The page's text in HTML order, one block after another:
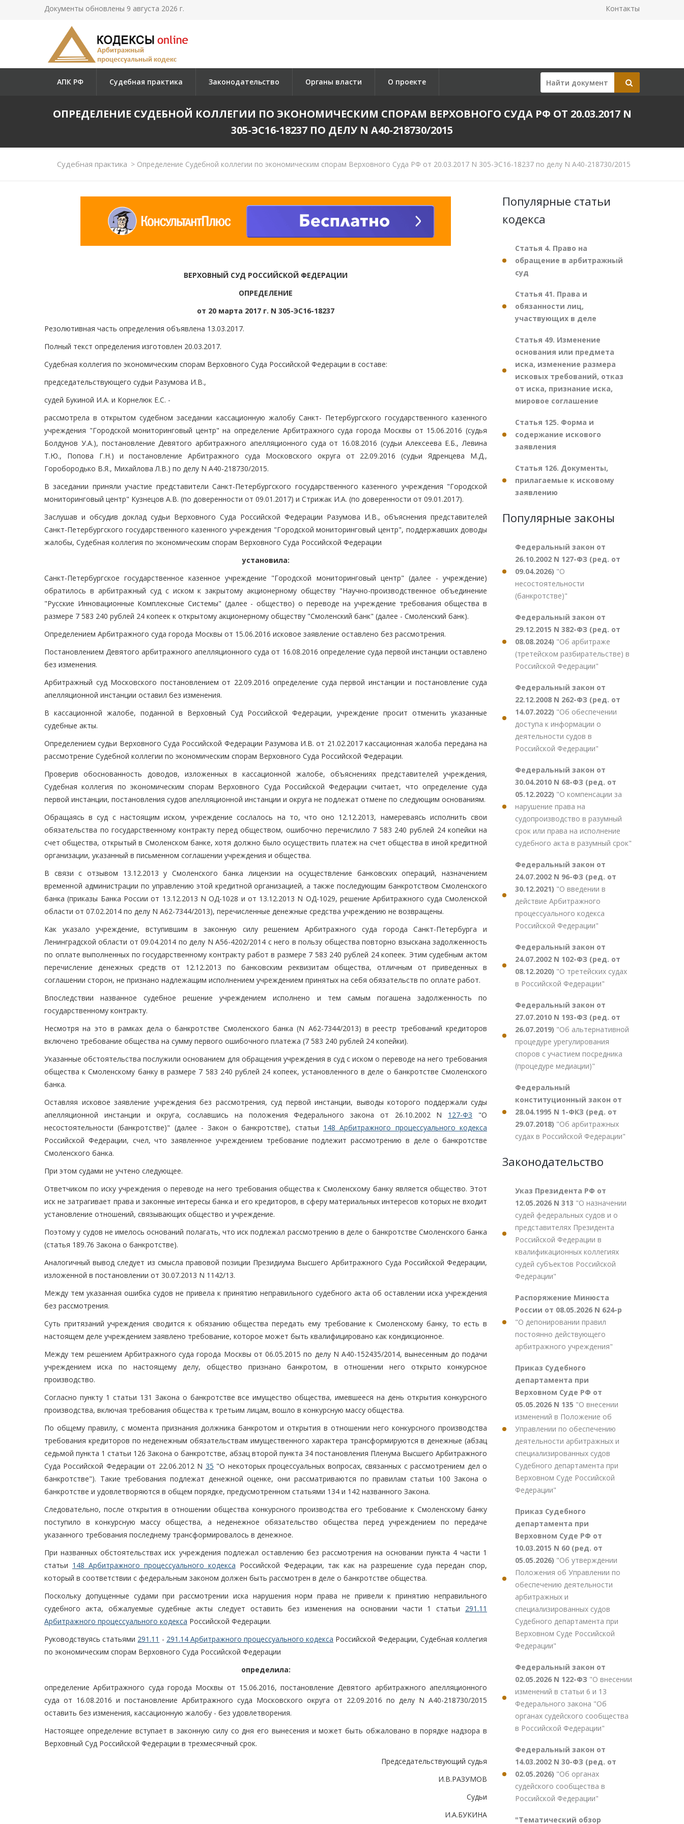
Документы обновлены 9 августа 2026 г. Контакты
АПК РФ Судебная практика Законодательство Органы власти О проекте
ОПРЕДЕЛЕНИЕ СУДЕБНОЙ КОЛЛЕГИИ ПО ЭКОНОМИЧЕСКИМ СПОРАМ ВЕРХОВНОГО СУДА РФ ОТ 20.03.2017 N
305-ЭС16-18237 ПО ДЕЛУ N А40-218730/2015
Судебная практика > Определение Судебной коллегии по экономическим спорам Верховного Суда РФ от 20.03.2017 N 305-ЭС16-18237 по делу N А40-218730/2015
ВЕРХОВНЫЙ СУД РОССИЙСКОЙ ФЕДЕРАЦИИ
ОПРЕДЕЛЕНИЕ
от 20 марта 2017 г. N 305-ЭС16-18237
Резолютивная часть определения объявлена 13.03.2017.
Полный текст определения изготовлен 20.03.2017.
Судебная коллегия по экономическим спорам Верховного Суда Российской Федерации в составе:
председательствующего судьи Разумова И.В.,
судей Букиной И.А. и Корнелюк Е.С. -
рассмотрела в открытом судебном заседании кассационную жалобу Санкт- Петербургского государственного казенного
учреждения "Городской мониторинговый центр" на определение Арбитражного суда города Москвы от 15.06.2016 (судья
Болдунов У.А.), постановление Девятого арбитражного апелляционного суда от 16.08.2016 (судьи Алексеева Е.Б., Левина
Т.Ю., Попова Г.Н.) и постановление Арбитражного суда Московского округа от 22.09.2016 (судьи Ядренцева М.Д.,
Горобородько В.Я., Михайлова Л.В.) по делу N А40-218730/2015.
В заседании приняли участие представители Санкт-Петербургского государственного казенного учреждения "Городской
мониторинговый центр" Кузнецов А.В. (по доверенности от 09.01.2017) и Стрижак И.А. (по доверенности от 09.01.2017).
Заслушав и обсудив доклад судьи Верховного Суда Российской Федерации Разумова И.В., объяснения представителей
Санкт-Петербургского государственного казенного учреждения "Городской мониторинговый центр", поддержавших доводы
жалобы, Судебная коллегия по экономическим спорам Верховного Суда Российской Федерации
установила:
Санкт-Петербургское государственное казенное учреждение "Городской мониторинговый центр" (далее - учреждение)
обратилось в арбитражный суд с иском к закрытому акционерному обществу "Научно-производственное объединение
"Русские Инновационные Комплексные Системы" (далее - общество) о переводе на учреждение требования общества в
размере 7 583 240 рублей 24 копеек к открытому акционерному обществу "Смоленский банк" (далее - Смоленский банк).
Определением Арбитражного суда города Москвы от 15.06.2016 исковое заявление оставлено без рассмотрения.
Постановлением Девятого арбитражного апелляционного суда от 16.08.2016 определение суда первой инстанции оставлено
без изменения.
Арбитражный суд Московского постановлением от 22.09.2016 определение суда первой инстанции и постановление суда
апелляционной инстанции оставил без изменения.
В кассационной жалобе, поданной в Верховный Суд Российской Федерации, учреждение просит отменить указанные
судебные акты.
Определением судьи Верховного Суда Российской Федерации Разумова И.В. от 21.02.2017 кассационная жалоба передана на
рассмотрение Судебной коллегии по экономическим спорам Верховного Суда Российской Федерации.
Проверив обоснованность доводов, изложенных в кассационной жалобе, объяснениях представителей учреждения,
Судебная коллегия по экономическим спорам Верховного Суда Российской Федерации считает, что определение суда
первой инстанции, постановления судов апелляционной инстанции и округа не подлежат отмене по следующим основаниям.
Обращаясь в суд с настоящим иском, учреждение сослалось на то, что оно 12.12.2013, намереваясь исполнить свои
обязательства по государственному контракту перед обществом, ошибочно перечислило 7 583 240 рублей 24 копейки на
счет общества, открытый в Смоленском банке, хотя должно было осуществить платеж на счет общества в иной кредитной
организации, указанный в письменном соглашении учреждения и общества.
В связи с отзывом 13.12.2013 у Смоленского банка лицензии на осуществление банковских операций, назначением
временной администрации по управлению этой кредитной организацией, а также последующим банкротством Смоленского
банка (приказы Банка России от 13.12.2013 N ОД-1028 и от 13.12.2013 N ОД-1029, решение Арбитражного суда Смоленской
области от 07.02.2014 по делу N А62-7344/2013), перечисленные денежные средства учреждению не возвращены.
Как указало учреждение, вступившим в законную силу решением Арбитражного суда города Санкт-Петербурга и
Ленинградской области от 09.04.2014 по делу N А56-4202/2014 с него в пользу общества повторно взыскана задолженность
по оплате выполненных по государственному контракту работ в размере 7 583 240 рублей 24 копеек. Этим судебным актом
перечисление денежных средств от 12.12.2013 по банковским реквизитам общества, отличным от приведенных в
соглашении сторон, не признано надлежащим исполнением учреждением принятых на себя обязательств по оплате работ.
Впоследствии названное судебное решение учреждением исполнено и тем самым погашена задолженность по
государственному контракту.
Несмотря на это в рамках дела о банкротстве Смоленского банка (N А62-7344/2013) в реестр требований кредиторов
включено требование общества на сумму первого ошибочного платежа (7 583 240 рублей 24 копейки).
Указанные обстоятельства послужили основанием для обращения учреждения в суд с иском о переводе на него требования
общества к Смоленскому банку в размере 7 583 240 рублей 24 копеек, установленного в деле о банкротстве Смоленского
банка.
Оставляя исковое заявление учреждения без рассмотрения, суд первой инстанции, выводы которого поддержали суды
апелляционной инстанции и округа, сославшись на положения Федерального закона от 26.10.2002 N 127-ФЗ "О
несостоятельности (банкротстве)" (далее - Закон о банкротстве), статьи 148 Арбитражного процессуального кодекса
Российской Федерации, счел, что заявленное учреждением требование подлежит рассмотрению в деле о банкротстве
Смоленского банка.
При этом судами не учтено следующее.
Ответчиком по иску учреждения о переводе на него требования общества к Смоленскому банку является общество. Этот
иск не затрагивает права и законные интересы банка и его кредиторов, в сферу материальных интересов которых не входит
установление отношений, связывающих общество и учреждение.
Поэтому у судов не имелось оснований полагать, что иск подлежал рассмотрению в деле о банкротстве Смоленского банка
(статья 189.76 Закона о банкротстве).
Аналогичный вывод следует из смысла правовой позиции Президиума Высшего Арбитражного Суда Российской Федерации,
изложенной в постановлении от 30.07.2013 N 1142/13.
Между тем указанная ошибка судов не привела к принятию неправильного судебного акта об оставлении иска учреждения
без рассмотрения.
Суть притязаний учреждения сводится к обязанию общества передать ему требование к Смоленскому банку, то есть в
настоящем деле учреждением заявлено требование, которое может быть квалифицировано как кондикционное.
Между тем решением Арбитражного суда города Москвы от 06.05.2015 по делу N А40-152435/2014, вынесенным до подачи
учреждением иска по настоящему делу, общество признано банкротом, в отношении него открыто конкурсное
производство.
Согласно пункту 1 статьи 131 Закона о банкротстве все имущество общества, имевшееся на день открытия конкурсного
производства, включая требования общества к третьим лицам, вошло в конкурсную массу общества.
По общему правилу, с момента признания должника банкротом и открытия в отношении него конкурсного производства
требования кредиторов по неденежным обязательствам имущественного характера трансформируются в денежные (абзац
седьмой пункта 1 статьи 126 Закона о банкротстве, абзац второй пункта 34 постановления Пленума Высшего Арбитражного
Суда Российской Федерации от 22.06.2012 N 35 "О некоторых процессуальных вопросах, связанных с рассмотрением дел о
банкротстве"). Такие требования подлежат денежной оценке, они рассматриваются по правилам статьи 100 Закона о
банкротстве и удовлетворяются в общем порядке, предусмотренном статьями 134 и 142 названного Закона.
Следовательно, после открытия в отношении общества конкурсного производства его требование к Смоленскому банку
поступило в конкурсную массу общества, а неденежное обязательство общества перед учреждением по передаче
указанного требования последнему трансформировалось в денежное.
При названных обстоятельствах иск учреждения подлежал оставлению без рассмотрения на основании пункта 4 части 1
статьи 148 Арбитражного процессуального кодекса Российской Федерации, так как на разрешение суда передан спор,
который в соответствии с федеральным законом должен быть рассмотрен в деле о банкротстве общества.
Поскольку допущенные судами при рассмотрении иска нарушения норм права не привели к принятию неправильного
судебного акта, обжалуемые судебные акты следует оставить без изменения на основании части 1 статьи 291.11
Арбитражного процессуального кодекса Российской Федерации.
Руководствуясь статьями 291.11 - 291.14 Арбитражного процессуального кодекса Российской Федерации, Судебная коллегия
по экономическим спорам Верховного Суда Российской Федерации
определила:
определение Арбитражного суда города Москвы от 15.06.2016, постановление Девятого арбитражного апелляционного
суда от 16.08.2016 и постановление Арбитражного суда Московского округа от 22.09.2016 по делу N А40-218730/2015
оставить без изменения, кассационную жалобу - без удовлетворения.
Настоящее определение вступает в законную силу со дня его вынесения и может быть обжаловано в порядке надзора в
Верховный Суд Российской Федерации в трехмесячный срок.
Председательствующий судья
И.В.РАЗУМОВ
Судьи
И.А.БУКИНА
Популярные статьи
кодекса
Статья 4. Право на
обращение в арбитражный
суд
Статья 41. Права и
обязанности лиц,
участвующих в деле
Статья 49. Изменение
основания или предмета
иска, изменение размера
исковых требований, отказ
от иска, признание иска,
мировое соглашение
Статья 125. Форма и
содержание искового
заявления
Статья 126. Документы,
прилагаемые к исковому
заявлению
Популярные законы
Федеральный закон от
26.10.2002 N 127-ФЗ (ред. от
09.04.2026) "О
несостоятельности
(банкротстве)"
Федеральный закон от
29.12.2015 N 382-ФЗ (ред. от
08.08.2024) "Об арбитраже
(третейском разбирательстве) в
Российской Федерации"
Федеральный закон от
22.12.2008 N 262-ФЗ (ред. от
14.07.2022) "Об обеспечении
доступа к информации о
деятельности судов в
Российской Федерации"
Федеральный закон от
30.04.2010 N 68-ФЗ (ред. от
05.12.2022) "О компенсации за
нарушение права на
судопроизводство в разумный
срок или права на исполнение
судебного акта в разумный срок"
Федеральный закон от
24.07.2002 N 96-ФЗ (ред. от
30.12.2021) "О введении в
действие Арбитражного
процессуального кодекса
Российской Федерации"
Федеральный закон от
24.07.2002 N 102-ФЗ (ред. от
08.12.2020) "О третейских судах
в Российской Федерации"
Федеральный закон от
27.07.2010 N 193-ФЗ (ред. от
26.07.2019) "Об альтернативной
процедуре урегулирования
споров с участием посредника
(процедуре медиации)"
Федеральный
конституционный закон от
28.04.1995 N 1-ФКЗ (ред. от
29.07.2018) "Об арбитражных
судах в Российской Федерации"
Законодательство
Указ Президента РФ от
12.05.2026 N 313 "О назначении
судей федеральных судов и о
представителях Президента
Российской Федерации в
квалификационных коллегиях
судей субъектов Российской
Федерации"
Распоряжение Минюста
России от 08.05.2026 N 624-р
"О депонировании правил
постоянно действующего
арбитражного учреждения"
Приказ Судебного
департамента при
Верховном Суде РФ от
05.05.2026 N 135 "О внесении
изменений в Положение об
Управлении по обеспечению
деятельности арбитражных и
специализированных судов
Судебного департамента при
Верховном Суде Российской
Федерации"
Приказ Судебного
департамента при
Верховном Суде РФ от
10.03.2015 N 60 (ред. от
05.05.2026) "Об утверждении
Положения об Управлении по
обеспечению деятельности
арбитражных и
специализированных судов
Судебного департамента при
Верховном Суде Российской
Федерации"
Федеральный закон от
02.05.2026 N 122-ФЗ "О внесении
изменений в статьи 6 и 13
Федерального закона "Об
органах судейского сообщества
в Российской Федерации"
Федеральный закон от
14.03.2002 N 30-ФЗ (ред. от
02.05.2026) "Об органах
судейского сообщества в
Российской Федерации"
"Тематический обзор